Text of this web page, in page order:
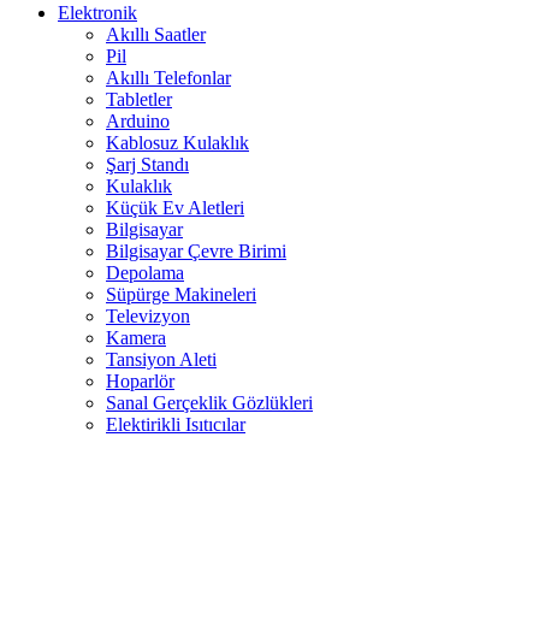
Elektronik
Akıllı Saatler
Pil
Akıllı Telefonlar
Tabletler
Arduino
Kablosuz Kulaklık
Şarj Standı
Kulaklık
Küçük Ev Aletleri
Bilgisayar
Bilgisayar Çevre Birimi
Depolama
Süpürge Makineleri
Televizyon
Kamera
Tansiyon Aleti
Hoparlör
Sanal Gerçeklik Gözlükleri
Elektirikli Isıtıcılar